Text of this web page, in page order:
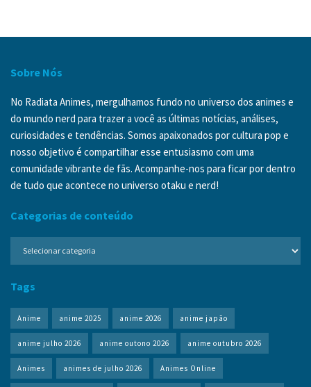
Sobre Nós
No Radiata Animes, mergulhamos fundo no universo dos animes e
do mundo nerd para trazer a você as últimas notícias, análises,
curiosidades e tendências. Somos apaixonados por cultura pop e
nosso objetivo é compartilhar esse entusiasmo com uma
comunidade vibrante de fãs. Acompanhe-nos para ficar por dentro
de tudo que acontece no universo otaku e nerd!
Categorias de conteúdo
Tags
Anime anime 2025 anime 2026 anime japão
anime julho 2026 anime outono 2026 anime outubro 2026
Animes animes de julho 2026 Animes Online